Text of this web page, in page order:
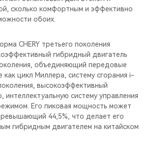
сколько комфортным и эффективно
обоих.
CHERY третьего поколения
гибридный двигатель
объединяющий передовые
как цикл Миллера, систему сгорания i-
высокоэффективный
интеллектуальную систему управления
Его пиковая мощность может
44,5%, что делает его
гибридным двигателем на китайском